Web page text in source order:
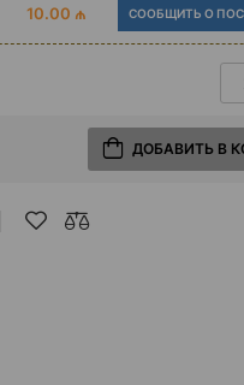
10.00 ₼ СООБЩИТЬ О
ДОБАВИТЬ В